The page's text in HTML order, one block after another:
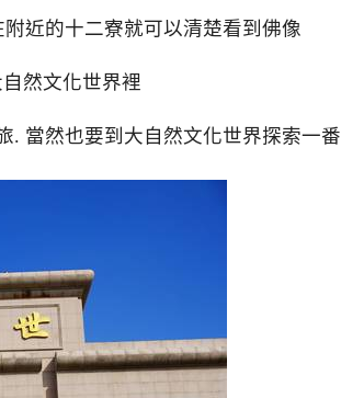
近的十二寮就可以清楚看到佛像
然文化世界裡
. 當然也要到大自然文化世界探索一番